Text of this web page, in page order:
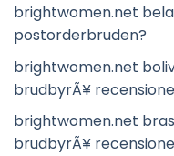
brightwomen.net
postorderbruden?
brightwomen.net
brudbyrÃ¥
brightwomen.net
brudbyrÃ¥